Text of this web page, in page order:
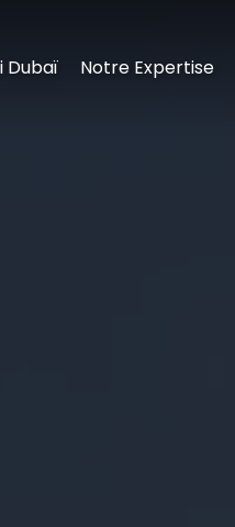
Dubaï Notre Expertise